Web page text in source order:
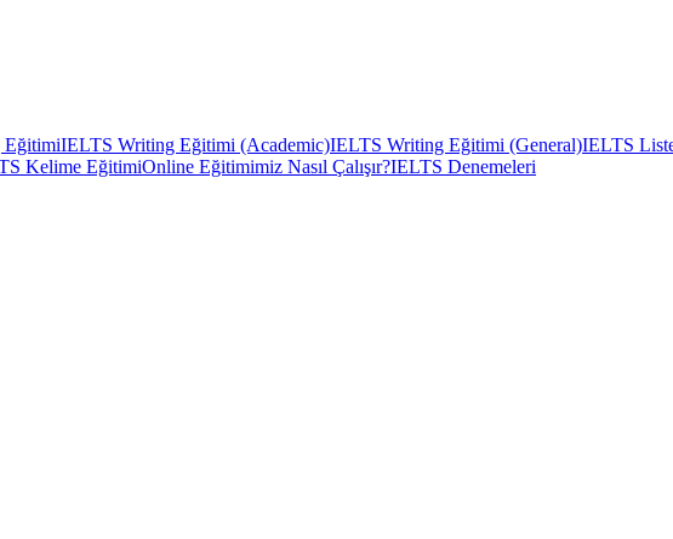
EğitimiIELTS Writing Eğitimi (Academic)IELTS Writing Eğitimi (General)IELTS
Kelime EğitimiOnline Eğitimimiz Nasıl Çalışır?IELTS Denemeleri